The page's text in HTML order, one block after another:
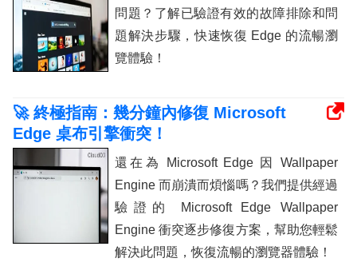
問題？了解已驗證有效的故障排除和問
題解決步驟，快速恢復 Edge 的流暢瀏
覽體驗！
🚀 終極指南：幾分鐘內修復 Microsoft
Edge 桌布引擎衝突！
還在為 Microsoft Edge 因 Wallpaper
Engine 而崩潰而煩惱嗎？我們提供經過
驗證的 Microsoft Edge Wallpaper
Engine 衝突逐步修復方案，幫助您輕鬆
解決此問題，恢復流暢的瀏覽器體驗！